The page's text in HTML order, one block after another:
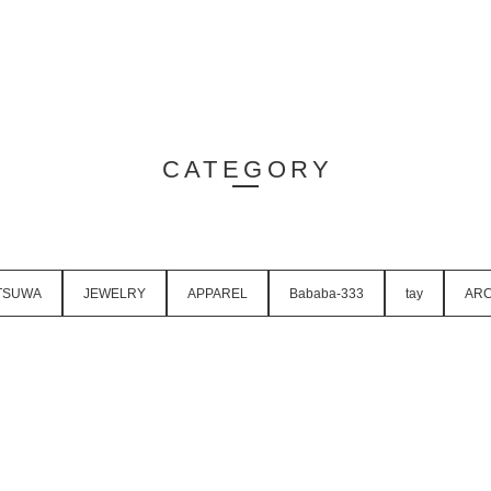
CATEGORY
JEWELRY APPAREL Bababa-333 tay